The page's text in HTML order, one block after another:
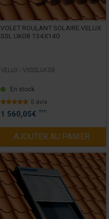
VOLET ROULANT SOLAIRE VELUX
SSL UK08 134X140
VELUX - VXSSLUK08
En stock
0 avis
1 560,05€ TTC
AJOUTER AU PANIER